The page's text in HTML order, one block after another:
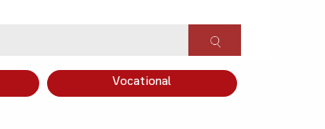
Vocational